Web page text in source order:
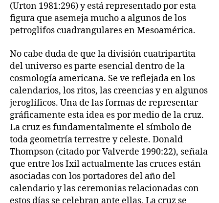
(Urton 1981:296) y está representado por esta
figura que asemeja mucho a algunos de los
petroglifos cuadrangulares en Mesoamérica.
No cabe duda de que la división cuatripartita
del universo es parte esencial dentro de la
cosmología americana. Se ve reflejada en los
calendarios, los ritos, las creencias y en algunos
jeroglíficos. Una de las formas de representar
gráficamente esta idea es por medio de la cruz.
La cruz es fundamentalmente el símbolo de
toda geometría terrestre y celeste. Donald
Thompson (citado por Valverde 1990:22), señala
que entre los Ixil actualmente las cruces están
asociadas con los portadores del año del
calendario y las ceremonias relacionadas con
estos días se celebran ante ellas. La cruz se